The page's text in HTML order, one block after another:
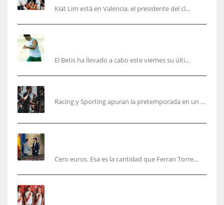
Kiat Lim está en Valencia. el presidente del cl...
El Betis ha llevado a cabo este viernes su últi...
Racing y Sporting apuran la pretemporada en un ...
Cero euros. Esa es la cantidad que Ferran Torre...